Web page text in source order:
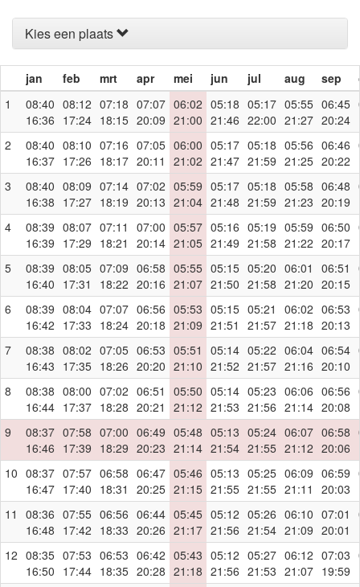
Kies een plaats
jan feb mrt apr mei jun jul aug sep
1
08:40
16:36
08:12
17:24
07:18
18:15
07:07
20:09
06:02
21:00
05:18
21:46
05:17
22:00
05:55
21:27
06:45
20:24
2
08:40
16:37
08:10
17:26
07:16
18:17
07:05
20:11
06:00
21:02
05:17
21:47
05:18
21:59
05:56
21:25
06:46
20:22
3
08:40
16:38
08:09
17:27
07:14
18:19
07:02
20:13
05:59
21:04
05:17
21:48
05:18
21:59
05:58
21:23
06:48
20:19
4
08:39
16:39
08:07
17:29
07:11
18:21
07:00
20:14
05:57
21:05
05:16
21:49
05:19
21:58
05:59
21:22
06:50
20:17
5
08:39
16:40
08:05
17:31
07:09
18:22
06:58
20:16
05:55
21:07
05:15
21:50
05:20
21:58
06:01
21:20
06:51
20:15
6
08:39
16:42
08:04
17:33
07:07
18:24
06:56
20:18
05:53
21:09
05:15
21:51
05:21
21:57
06:02
21:18
06:53
20:13
7
08:38
16:43
08:02
17:35
07:05
18:26
06:53
20:20
05:51
21:10
05:14
21:52
05:22
21:57
06:04
21:16
06:54
20:10
8
08:38
16:44
08:00
17:37
07:02
18:28
06:51
20:21
05:50
21:12
05:14
21:53
05:23
21:56
06:06
21:14
06:56
20:08
9
08:37
16:46
07:58
17:39
07:00
18:29
06:49
20:23
05:48
21:14
05:13
21:54
05:24
21:55
06:07
21:12
06:58
20:06
10 08:37
16:47
07:57
17:40
06:58
18:31
06:47
20:25
05:46
21:15
05:13
21:55
05:25
21:55
06:09
21:11
06:59
20:03
11
08:36
16:48
07:55
17:42
06:56
18:33
06:44
20:26
05:45
21:17
05:12
21:56
05:26
21:54
06:10
21:09
07:01
20:01
12 08:35
16:50
07:53
17:44
06:53
18:35
06:42
20:28
05:43
21:18
05:12
21:56
05:27
21:53
06:12
21:07
07:03
19:59